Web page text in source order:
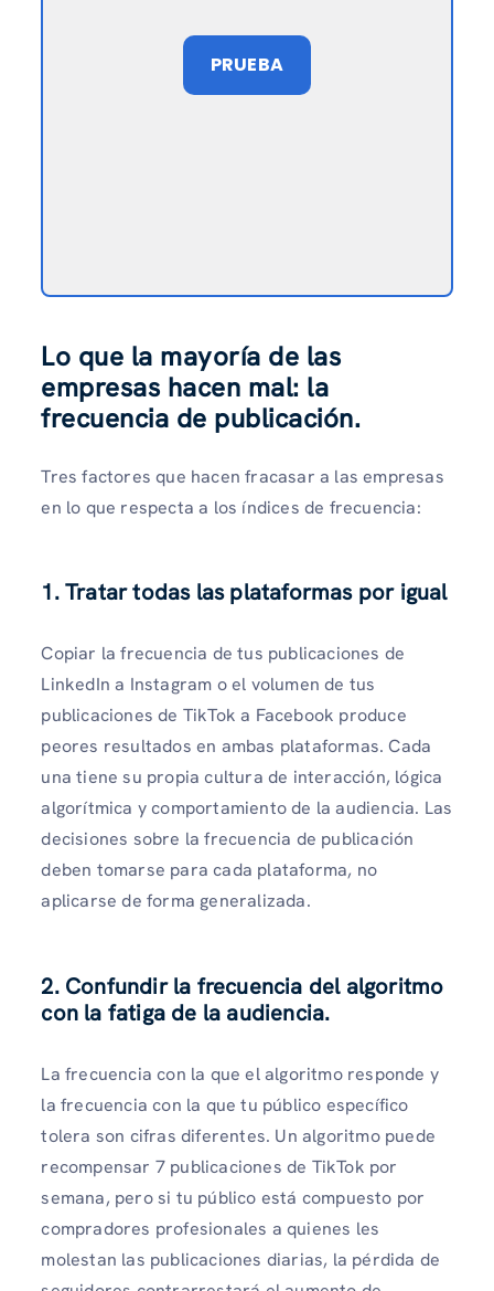
PRUEBA
Lo que la mayoría de las
empresas hacen mal: la
frecuencia de publicación.
Tres factores que hacen fracasar a las empresas
en lo que respecta a los índices de frecuencia:
1. Tratar todas las plataformas por igual
Copiar la frecuencia de tus publicaciones de
LinkedIn a Instagram o el volumen de tus
publicaciones de TikTok a Facebook produce
peores resultados en ambas plataformas. Cada
una tiene su propia cultura de interacción, lógica
algorítmica y comportamiento de la audiencia. Las
decisiones sobre la frecuencia de publicación
deben tomarse para cada plataforma, no
aplicarse de forma generalizada.
2. Confundir la frecuencia del algoritmo
con la fatiga de la audiencia.
La frecuencia con la que el algoritmo responde y
la frecuencia con la que tu público específico
tolera son cifras diferentes. Un algoritmo puede
recompensar 7 publicaciones de TikTok por
semana, pero si tu público está compuesto por
compradores profesionales a quienes les
molestan las publicaciones diarias, la pérdida de